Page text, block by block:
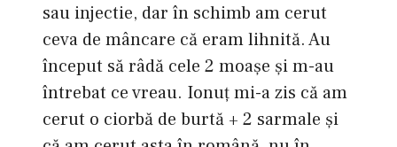
sau injectie, dar în schimb am cerut
ceva de mâncare că eram lihnită. Au
început să râdă cele 2 moaşe şi m-au
întrebat ce vreau. Ionuţ mi-a zis că am
cerut o ciorbă de burtă + 2 sarmale şi